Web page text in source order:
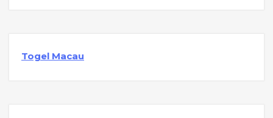
Togel Macau